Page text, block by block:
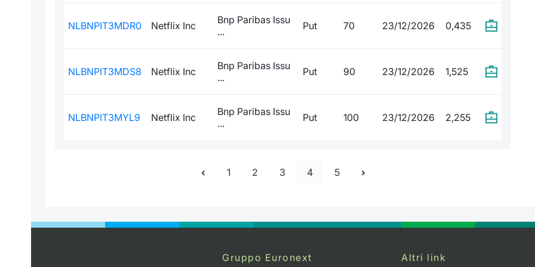
NLBNPIT3MDR0 Netflix Inc
Bnp Paribas Issu
...
Put 70 23/12/2026 0,435
NLBNPIT3MDS8 Netflix Inc
Bnp Paribas Issu
...
Put 90 23/12/2026 1,525
NLBNPIT3MYL9 Netflix Inc
Bnp Paribas Issu
...
Put 100 23/12/2026 2,255
1 2 3 4 5
Gruppo Euronext Altri link